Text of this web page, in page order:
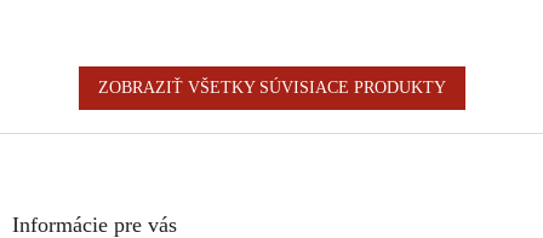
ZOBRAZIŤ VŠETKY SÚVISIACE PRODUKTY
Informácie pre vás